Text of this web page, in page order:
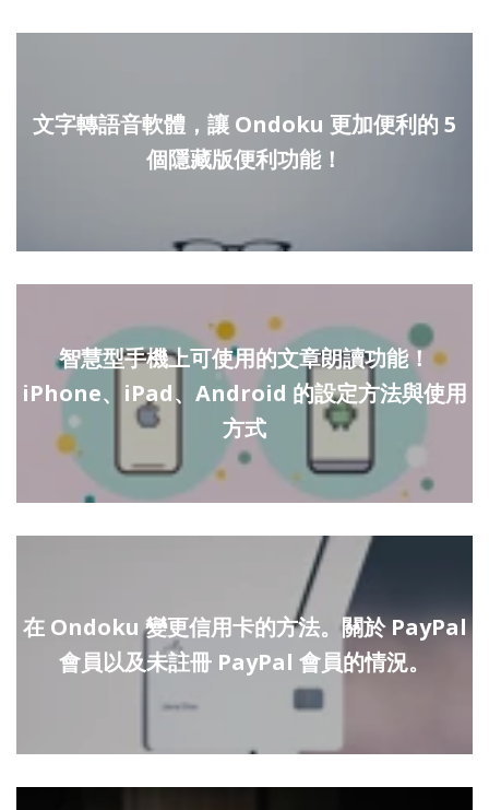
文字轉語音軟體，讓 Ondoku 更加便利的 5
個隱藏版便利功能！
智慧型手機上可使用的文章朗讀功能！
iPhone、iPad、Android 的設定方法與使用
方式
在 Ondoku 變更信用卡的方法。關於 PayPal
會員以及未註冊 PayPal 會員的情況。